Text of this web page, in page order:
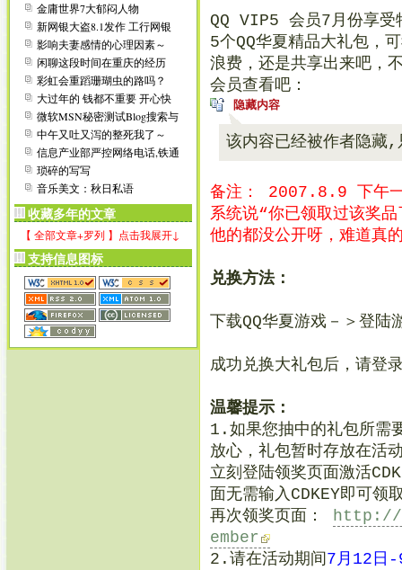
QQ VIP5 会员7月份享受
5个QQ华夏精品大礼包，
浪费，还是共享出来吧，
会员查看吧：
隐藏内容
该内容已经被作者隐
备注： 2007.8.9 下午一
系统说“你已领取过该奖
他的都没公开呀，难道真
兑换方法：
下载QQ华夏游戏－＞登
成功兑换大礼包后，请登
温馨提示：
1.如果您抽中的礼包所需
放心，礼包暂时存放在活
立刻登陆领奖页面激活
面无需输入CDKEY即可领
再次领奖页面： http://
ember
2.请在活动期间7月12日-
金庸世界7大郁闷人物
新网银大盗8.1发作 工行网银
再成下手目标~
影响夫妻感情的心理因素～
闲聊这段时间在重庆的经历
彩虹会重蹈珊瑚虫的路吗？
大过年的 钱都不重要 开心快
乐就好！
微软MSN秘密测试Blog搜索与
RSS聚合工具～
中午又吐又泻的整死我了～
信息产业部严控网络电话,铁通
卫通面临出局
琐碎的写写
音乐美文：秋日私语
收藏多年的文章
【 全部文章+罗列 】点击我展开↓
支持信息图标